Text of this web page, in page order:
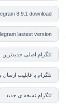
8.9.1 download
lastest version
تلگرام اصلی جدیدترین
تلگرام با قابلیت ارسال
تلگرام نسخه ی جدید